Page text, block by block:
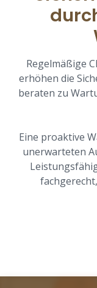
Regelmäßige
erhöhen die
beraten zu
Eine proaktive
unerwarteten